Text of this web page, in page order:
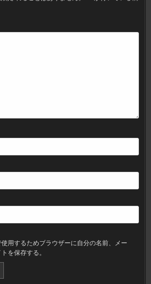
用するためブラウザーに自分の名前、メー
を保存する。